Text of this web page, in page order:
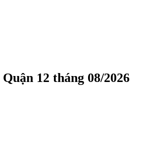
12 tháng 08/2026